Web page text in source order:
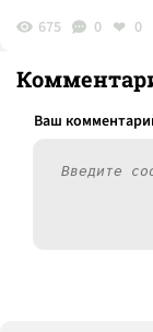
675 0 0